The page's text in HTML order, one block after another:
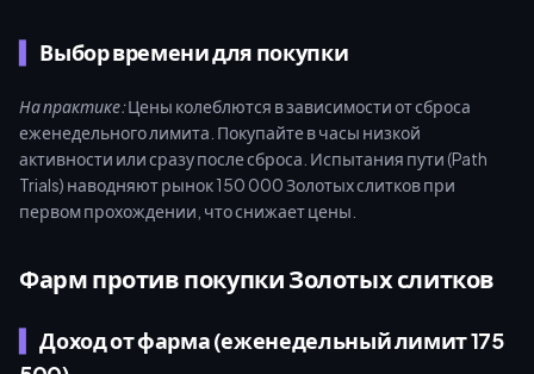
Выбор времени для покупки
На практике:Цены колеблются в зависимости от сброса
еженедельного лимита. Покупайте в часы низкой
активности или сразу после сброса. Испытания пути (Path
Trials) наводняют рынок 150 000 Золотых слитков при
первом прохождении, что снижает цены.
Фарм против покупки Золотых слитков
Доход от фарма (еженедельный лимит 175